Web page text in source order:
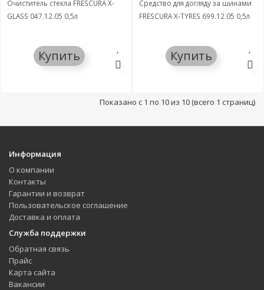
Очиститель стекла FRESCURA X-
GLASS 047.12.05 0,5л
Купить
Средство для догляду за шинами
FRESCURA X-TYRES 699.12.05 0,5л
Купить
Показано с 1 по 10 из 10 (всего 1 страниц)
Информация
О компании
Контакты
Гарантии и возврат
Пользовательское соглашение
Доставка и оплата
Служба поддержки
Обратная связь
Прайс
Карта сайта
Вакансии